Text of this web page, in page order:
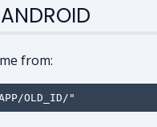
from:
OLD_ID/"